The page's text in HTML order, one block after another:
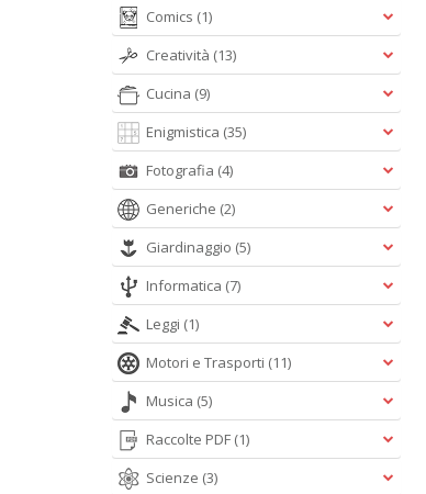
Comics (1)
Creatività (13)
Cucina (9)
Enigmistica (35)
Fotografia (4)
Generiche (2)
Giardinaggio (5)
Informatica (7)
Leggi (1)
Motori e Trasporti (11)
Musica (5)
Raccolte PDF (1)
Scienze (3)